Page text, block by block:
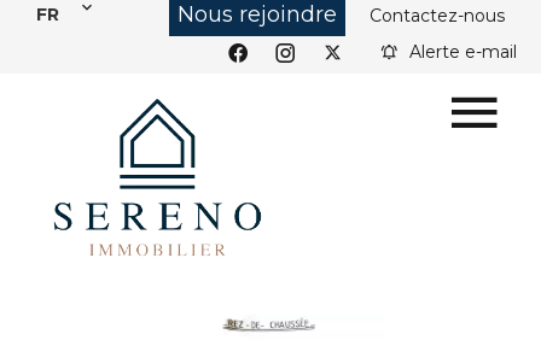
FR Nous rejoindre
Contactez-nous
Alerte e-mail